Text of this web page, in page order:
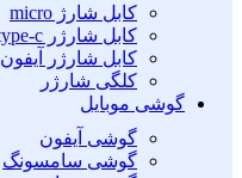
کابل شارژ micro
کابل شارژر type-c
کابل شارژر آیفون
کلگی شارژر
گوشی موبایل
گوشی آیفون
گوشی سامسونگ